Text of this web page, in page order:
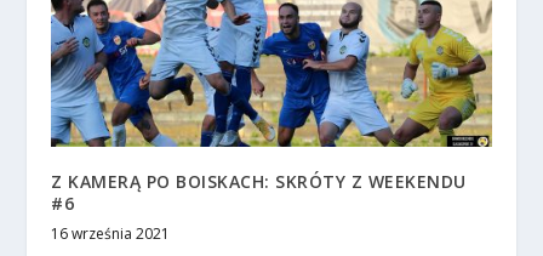
Z KAMERĄ PO BOISKACH: SKRÓTY Z WEEKENDU
#6
16 września 2021